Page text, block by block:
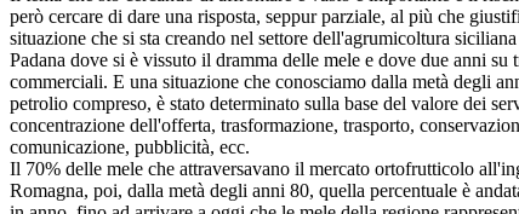
però cercare di dare una risposta, seppur parziale, al più che
situazione che si sta creando nel settore dell'agrumicoltura
Padana dove si è vissuto il dramma delle mele e dove due anni
commerciali. E una situazione che conosciamo dalla metà degli
petrolio compreso, è stato determinato sulla base del valore dei
concentrazione dell'offerta, trasformazione, trasporto,
comunicazione, pubblicità, ecc.
Il 70% delle mele che attraversavano il mercato ortofrutticolo
Romagna, poi, dalla metà degli anni 80, quella percentuale è